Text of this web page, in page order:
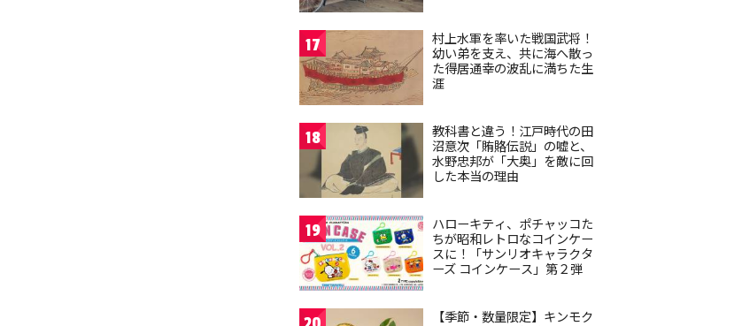
17
村上水軍を率いた戦国武将！
幼い弟を支え、共に海へ散っ
た得居通幸の波乱に満ちた生
涯
18
教科書と違う！江戸時代の田
沼意次「賄賂伝説」の嘘と、
水野忠邦が「大奥」を敵に回
した本当の理由
19
ハローキティ、ポチャッコた
ちが昭和レトロなコインケー
スに！「サンリオキャラクタ
ーズ コインケース」第２弾
【季節・数量限定】キンモク